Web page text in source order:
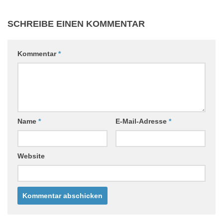
SCHREIBE EINEN KOMMENTAR
Kommentar*
Name * E-Mail-Adresse *
Website